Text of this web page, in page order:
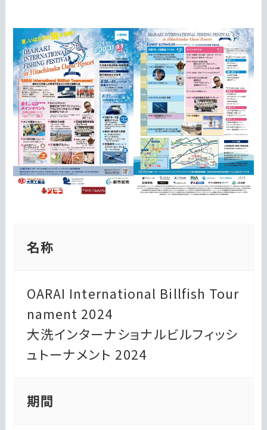
名称
OARAI International Billfish Tour
nament 2024
大洗インターナショナルビルフィッシ
ュトーナメント 2024
期間